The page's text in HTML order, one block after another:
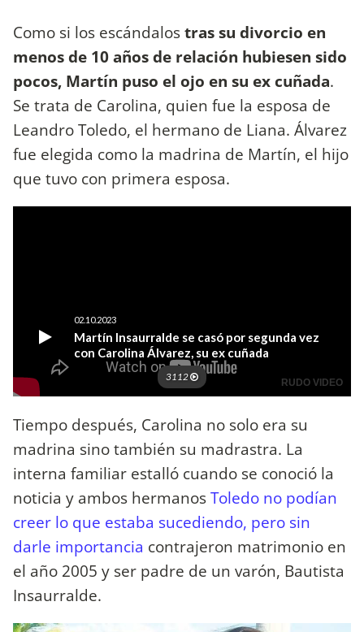
Como si los escándalostras su divorcio en
menos de 10 años de relación hubiesen sido
pocos, Martín puso el ojo en su ex cuñada.
Se trata de Carolina, quien fue la esposa de
Leandro Toledo, el hermano de Liana. Álvarez
fue elegida como la madrina de Martín, el hijo
que tuvo con primera esposa.
Tiempo después, Carolina no solo era su
madrina sino también su madrastra. La
interna familiar estalló cuando se conoció la
noticia y ambos hermanosToledo no podían
creer lo que estaba sucediendo, pero sin
darle importancia contrajeron matrimonio en
el año 2005 y ser padre de un varón, Bautista
Insaurralde.